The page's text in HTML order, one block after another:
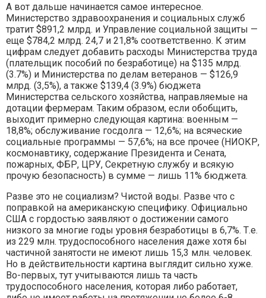
А вот дальше начинается самое интересное.
Министерство здравоохранения и социальных служб
тратит $891,2 млрд. и Управление социальной защиты —
еще $784,2 млрд. 24,7 и 21,8% соответственно. К этим
цифрам следует добавить расходы Министерства труда
(плательщик пособий по безработице) на $135 млрд.
(3.7%) и Министерства по делам ветеранов — $126,9
млрд. (3,5%), а также $139,4 (3.9%) бюджета
Министерства сельского хозяйства, направляемые на
дотации фермерам. Таким образом, если обобщить,
выходит примерно следующая картина: военным —
18,8%; обслуживание госдолга — 12,6%; на всяческие
социальные программы — 57,6%; на все прочее (НИОКР,
космонавтику, содержание Президента и Сената,
пожарных, ФБР, ЦРУ, Секретную службу и всякую
прочую безопасность) в сумме — лишь 11% бюджета.
Разве это не социализм? Чистой воды. Разве что с
поправкой на американскую специфику. Официально
США с гордостью заявляют о достижении самого
низкого за многие годы уровня безработицы в 6,7%. Т.е.
из 229 млн. трудоспособного населения даже хотя бы
частичной занятости не имеют лишь 15,3 млн. человек.
Но в действительности картина выглядит сильно хуже.
Во-первых, тут учитываются лишь та часть
трудоспособного населения, которая либо работает,